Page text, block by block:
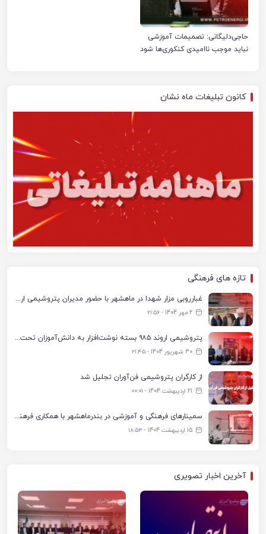
حاجی‌دلیگانی: تصمیمات آموزشی
نباید موجب ناامیدی کنکوری‌ها شود
کانون تبلیغات ماه نشان
تازه های فرهنگی
غبارروبی مزار شهدا در ماهشهر با حضور مدیران پتروشیمی اروند و مسئولان شهری
2 مهر 1404 - ۲۱:۵۶
پتروشیمی اروند ۹۸۵ بسته نوشت‌افزار به دانش‌آموزان تحت پوشش کمیته امداد بندرماهشهر اهدا کرد
30 شهریور 1404 - ۲۱:۴۵
از کارگران پتروشیمی فن‌آوران تجلیل شد
21 اردیبهشت 1404 - ۰۰:۰۱
سمینارهای فرهنگی و آموزشی در بندرماهشهر با همکاری فرهنگ‌سرای پتروشیمی مارون
15 اردیبهشت 1404 - ۱۸:۵۳
آخرین اخبار تصویری